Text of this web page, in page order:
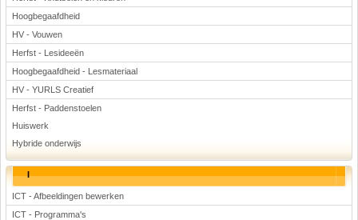
Hoogbegaafdheid
HV - Vouwen
Herfst - Lesideeën
Hoogbegaafdheid - Lesmateriaal
HV - YURLS Creatief
Herfst - Paddenstoelen
Huiswerk
Hybride onderwijs
I
ICT - Afbeeldingen bewerken
ICT - Programma's